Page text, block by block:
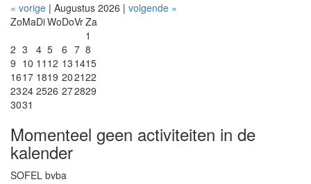
« vorige | Augustus 2026 | volgende »
ZoMaDiWoDoVrZa
1
2 3 4 5 6 7 8
9 10 11 12 13 1415
1617 1819 202122
2324 2526 272829
3031
Momenteel geen activiteiten in de
kalender
SOFEL bvba